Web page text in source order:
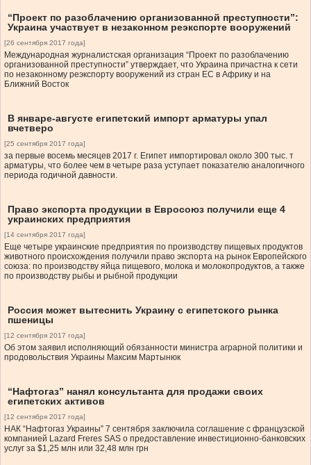
“Проект по разоблачению организованной преступности”:
Украина участвует в незаконном реэкспорте вооружений
[26 сентября 2017 года]
Международная журналистская организация “Проект по разоблачению
организованной преступности” утверждает, что Украина причастна к сети
по незаконному реэкспорту вооружений из стран ЕС в Африку и на
Ближний Восток
В январе-августе египетский импорт арматуры упал
вчетверо
[25 сентября 2017 года]
за первые восемь месяцев 2017 г. Египет импортировал около 300 тыс. т
арматуры, что более чем в четыре раза уступает показателю аналогичного
периода годичной давности.
Право экспорта продукции в Евросоюз получили еще 4
украинских предприятия
[14 сентября 2017 года]
Еще четыре украинские предприятия по производству пищевых продуктов
животного происхождения получили право экспорта на рынок Европейского
союза: по производству яйца пищевого, молока и молокопродуктов, а также
по производству рыбы и рыбной продукции
Россия может вытеснить Украину с египетского рынка
пшеницы
[12 сентября 2017 года]
Об этом заявил исполняющий обязанности министра аграрной политики и
продовольствия Украины Максим Мартынюк
“Нафтогаз” нанял консультанта для продажи своих
египетских активов
[12 сентября 2017 года]
НАК “Нафтогаз Украины” 7 сентября заключила соглашение с французской
компанией Lazard Freres SAS о предоставление инвестиционно-банковских
услуг за $1,25 млн или 32,48 млн грн